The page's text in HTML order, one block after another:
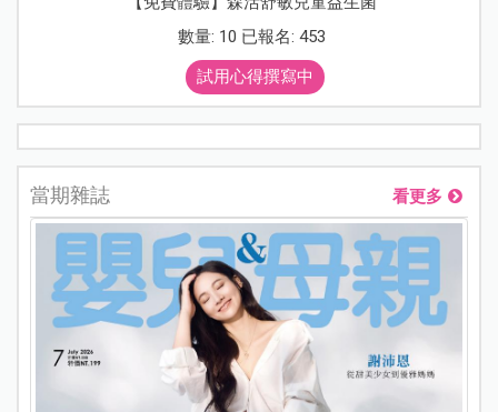
數量: 10 已報名: 453
試用心得撰寫中
當期雜誌 看更多